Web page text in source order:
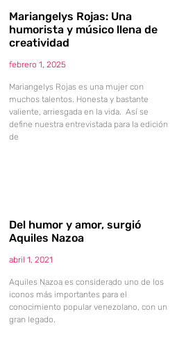
Mariangelys Rojas: Una
humorista y músico llena de
creatividad
febrero 1, 2025
Mariangelys Rojas es una mujer con
muchos talentos. Honesta y bastante
valiente, arriesgada en la vida. Así se
define nuestra entrevistada para la edición
de
Del humor y amor, surgió
Aquiles Nazoa
abril 1, 2021
Aquiles Nazoa es considerado uno de los
iconos más importantes para el
conocimiento popular venezolano, con un
gran legado.